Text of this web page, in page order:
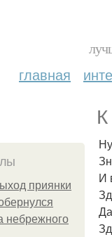
главная
приянки
небрежного
И